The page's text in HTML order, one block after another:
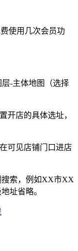
使用几次会员功
-主体地图（选择
开店的具体选址，
可见店铺门口进店
搜索，例如XX市XX
址省略。